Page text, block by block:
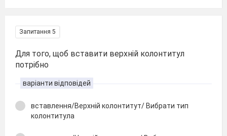
Запитання 5
Для того, щоб вставити верхній колонтитул
потрібно
варіанти відповідей
вставлення/Верхній колонтитут/ Вибрати тип
колонтитула